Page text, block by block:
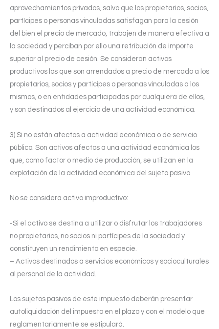
aprovechamientos privados, salvo que los propietarios, socios,
partícipes o personas vinculadas satisfagan para la cesión
del bien el precio de mercado, trabajen de manera efectiva a
la sociedad y perciban por ello una retribución de importe
superior al precio de cesión. Se consideran activos
productivos los que son arrendados a precio de mercado a los
propietarios, socios y partícipes o personas vinculadas a los
mismos, o en entidades participadas por cualquiera de ellos,
y son destinados al ejercicio de una actividad económica.
3) Si no están afectos a actividad económica o de servicio
público. Son activos afectos a una actividad económica los
que, como factor o medio de producción, se utilizan en la
explotación de la actividad económica del sujeto pasivo.
No se considera activo improductivo:
-Si el activo se destina a utilizar o disfrutar los trabajadores
no propietarios, no socios ni partícipes de la sociedad y
constituyen un rendimiento en especie.
– Activos destinados a servicios económicos y socioculturales
al personal de la actividad.
Los sujetos pasivos de este impuesto deberán presentar
autoliquidación del impuesto en el plazo y con el modelo que
reglamentariamente se estipulará.